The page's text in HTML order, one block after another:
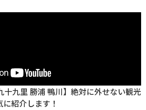
十九里 勝浦 鴨川】絶対に外せない観光
紹介します！